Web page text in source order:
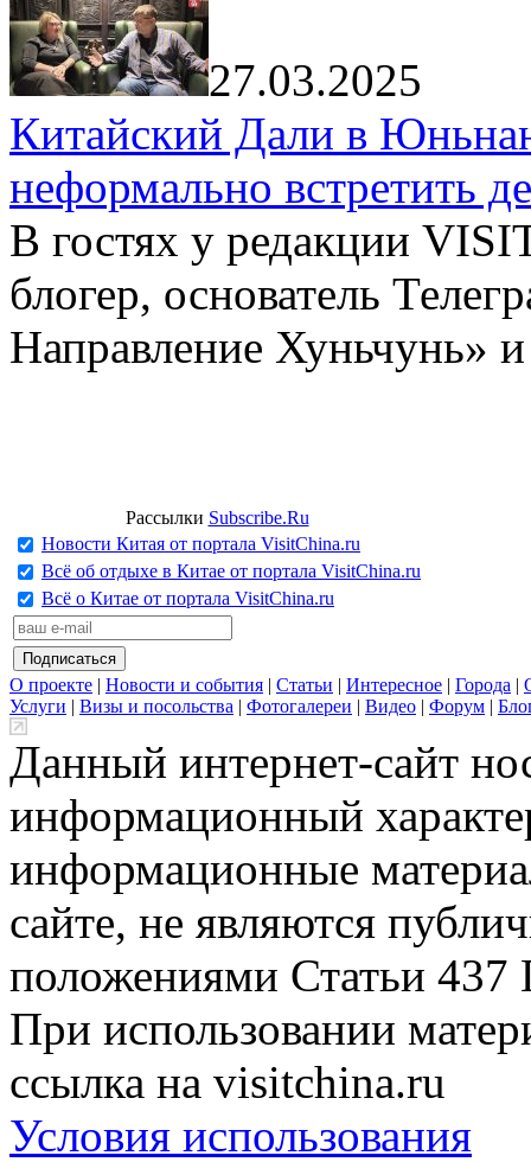
27.03.2025
Китайский Дали в
неформально встретить
В гостях у редакции
блогер, основатель
Направление Хуньчунь»
Рассылки Subscribe.Ru
Новости Китая от портала VisitChina.ru
Всё об отдыхе в Китае от портала VisitChina.ru
Всё о Китае от портала VisitChina.ru
О проекте | Новости и события | Статьи | Интересное | Города |
Услуги | Визы и посольства | Фотогалереи | Видео | Форум |
Данный интернет-сайт
информационный
информационные
сайте, не являются
положениями Статьи 437
При использовании
ссылка на visitchina.ru
Условия использования